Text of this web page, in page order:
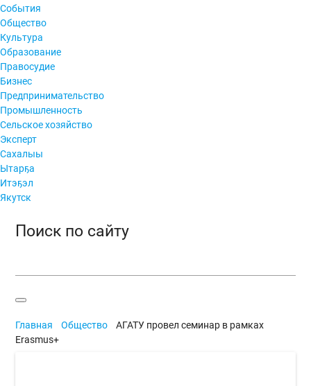
События
Общество
Культура
Образование
Правосудие
Бизнес
Предпринимательство
Промышленность
Сельское хозяйство
Эксперт
Сахалыы
Ытарҕа
Итэҕэл
Якутск
Поиск по сайту
Главная Общество
АГАТУ провел семинар в рамках
Erasmus+